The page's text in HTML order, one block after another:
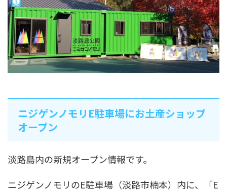
ニジゲンノモリE駐車場にお土産ショップ
オープン
淡路島内の新規オープン情報です。
ニジゲンノモリのE駐車場（淡路市楠本）内に、「E